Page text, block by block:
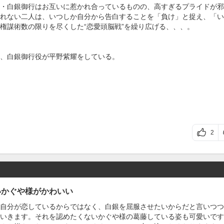
白銀御行はお互いに惹かれ合っているものの、高すぎるプライドが
ない二人は、いつしか自分から告白することを「負け」と捉え、「
術数の限りを尽くした“恋愛頭脳戦”を繰り広げる、、、。
白銀御行役が平野紫耀をしている。
2
ぐや様がかわいい
分が恋しているからではなく、白銀を屈服させたいからだと言いつ
きます。それを認めたくないかぐや様の葛藤している姿も可愛いで